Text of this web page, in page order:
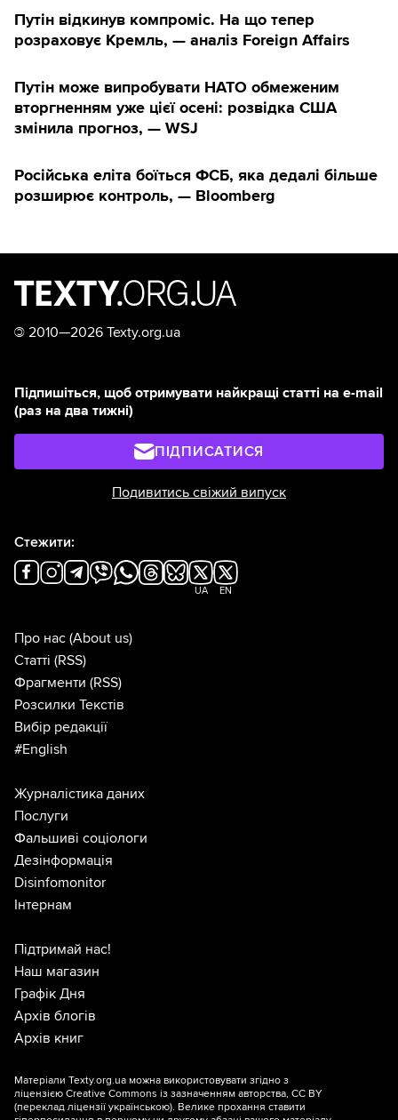
Путін відкинув компроміс. На що тепер
розраховує Кремль, — аналіз Foreign Affairs
Путін може випробувати НАТО обмеженим
вторгненням уже цієї осені: розвідка США
змінила прогноз, — WSJ
Російська еліта боїться ФСБ, яка дедалі більше
розширює контроль, — Bloomberg
© 2010—2026 Texty.org.ua
Підпишіться, щоб отримувати найкращі статті на e-mail
(раз на два тижні)
ПІДПИСАТИСЯ
Подивитись свіжий випуск
Стежити:
UA EN
Про нас (About us)
Статті (RSS)
Фрагменти (RSS)
Розсилки Текстів
Вибір редакції
#English
Журналістика даних
Послуги
Фальшиві соціологи
Дезінформація
Disinfomonitor
Інтернам
Підтримай нас!
Наш магазин
Графік Дня
Архів блогів
Архів книг
Матеріали Texty.org.ua можна використовувати згідно з
ліцензією Creative Commons із зазначенням авторства, CC BY
(переклад ліцензії українською). Велике прохання ставити